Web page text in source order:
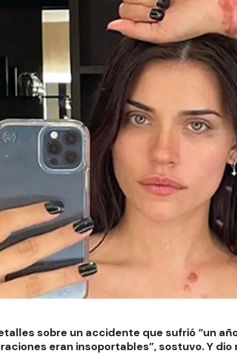
sobre un accidente que sufrió “un
eran insoportables”, sostuvo. Y